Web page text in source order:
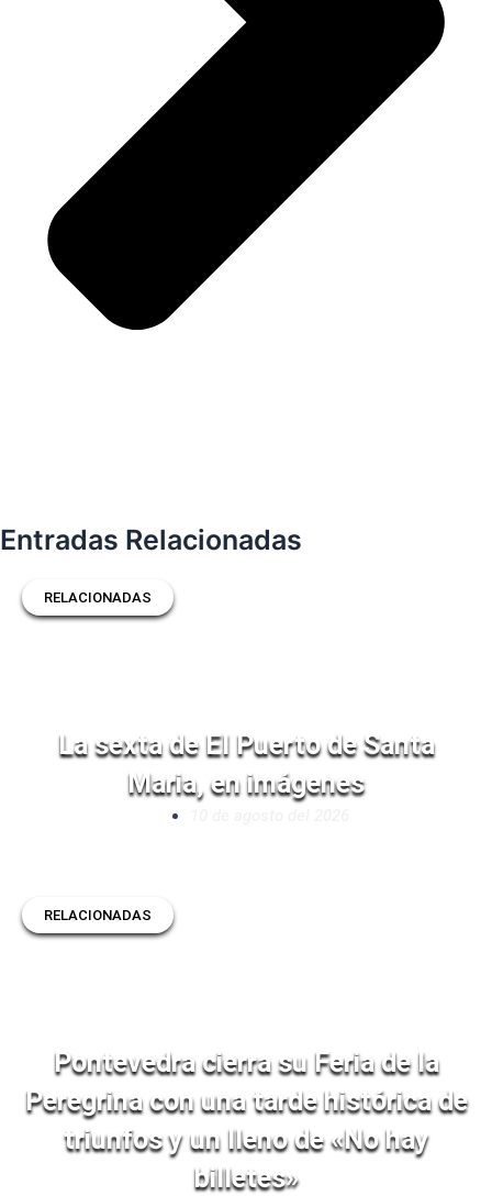
Entradas Relacionadas
RELACIONADAS
La sexta de El Puerto de Santa
Maria, en imágenes
RELACIONADAS
Pontevedra cierra su Feria de la
Peregrina con una tarde histórica de
triunfos y un lleno de «No hay
billetes»